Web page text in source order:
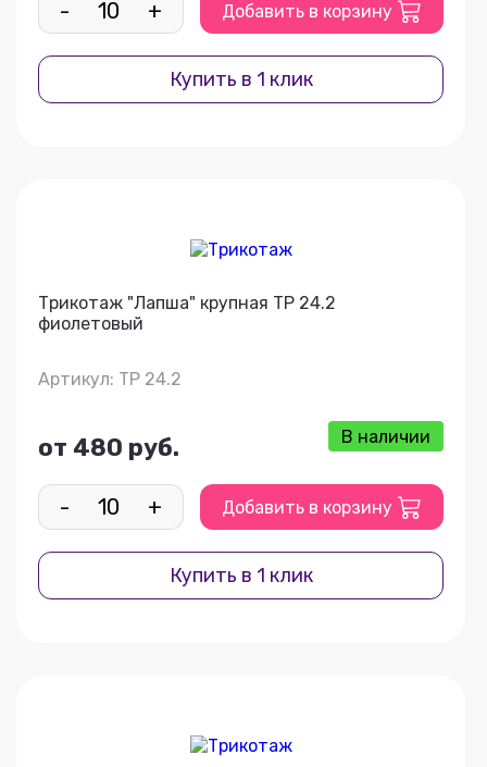
- + Добавить в корзину
Купить в 1 клик
Трикотаж "Лапша" крупная ТР 24.2
фиолетовый
Артикул: ТР 24.2
от 480 руб. В наличии
- + Добавить в корзину
Купить в 1 клик